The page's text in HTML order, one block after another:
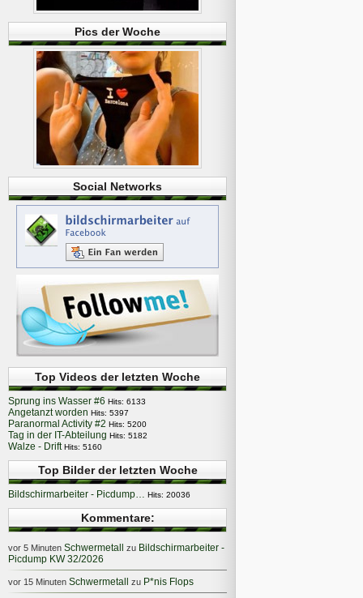
Pics der Woche
Social Networks
Top Videos der letzten Woche
Sprung ins Wasser #6 Hits: 6133
Angetanzt worden Hits: 5397
Paranormal Activity #2 Hits: 5200
Tag in der IT-Abteilung Hits: 5182
Walze - Drift Hits: 5160
Top Bilder der letzten Woche
Bildschirmarbeiter - Picdump… Hits: 20036
Kommentare:
vor 5 Minuten Schwermetall zu Bildschirmarbeiter -
Picdump KW 32/2026
vor 15 Minuten Schwermetall zu P*nis Flops